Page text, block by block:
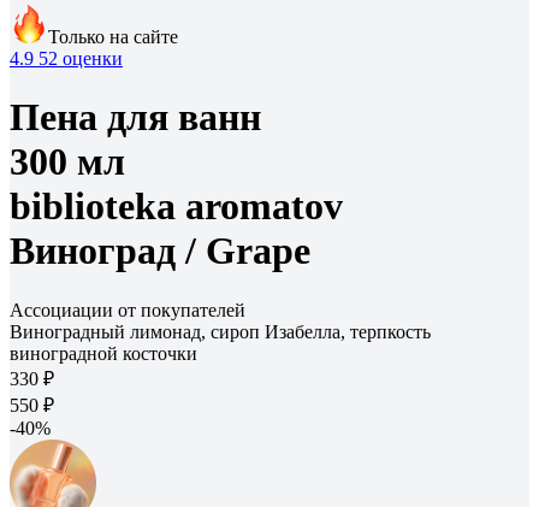
Только на сайте
4.9 52 оценки
Пена для ванн
300 мл
biblioteka aromatov
Виноград / Grape
Ассоциации от покупателей
Виноградный лимонад, сироп Изабелла, терпкость
виноградной косточки
330 ₽
550 ₽
-40%